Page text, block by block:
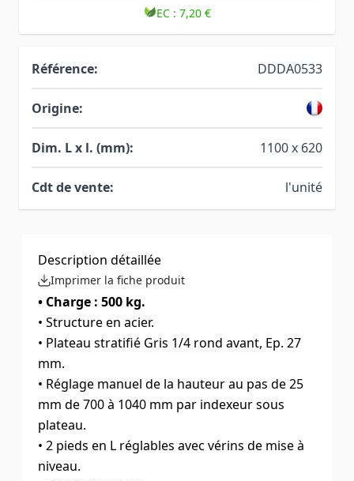
EC : 7,20 €
Référence: DDDA0533
Origine:
Dim. L x l. (mm): 1100 x 620
Cdt de vente: l'unité
Description détaillée
Imprimer la fiche produit
• Charge : 500 kg.
• Structure en acier.
• Plateau stratifié Gris 1/4 rond avant, Ep. 27
mm.
• Réglage manuel de la hauteur au pas de 25
mm de 700 à 1040 mm par indexeur sous
plateau.
• 2 pieds en L réglables avec vérins de mise à
niveau.